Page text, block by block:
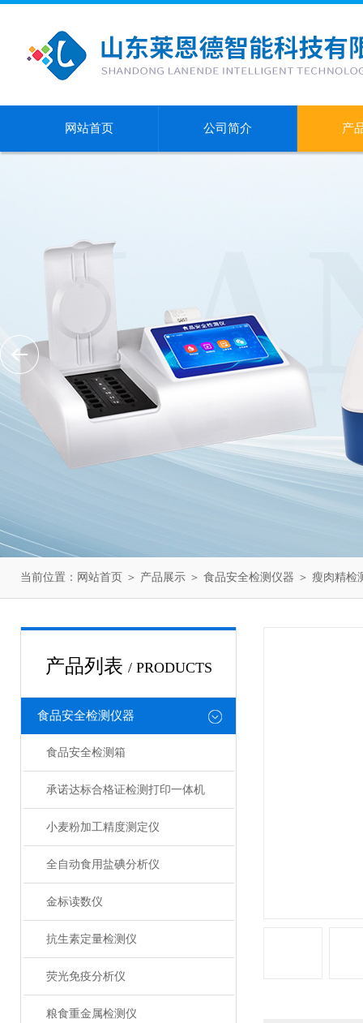
网站首页 公司简介 产
当前位置： 网站首页 ＞ 产品展示 ＞ 食品安全检测仪器 ＞ 瘦肉精检
产品列表 / PRODUCTS
食品安全检测仪器
食品安全检测箱
承诺达标合格证检测打印一体机
小麦粉加工精度测定仪
全自动食用盐碘分析仪
金标读数仪
抗生素定量检测仪
荧光免疫分析仪
粮食重金属检测仪